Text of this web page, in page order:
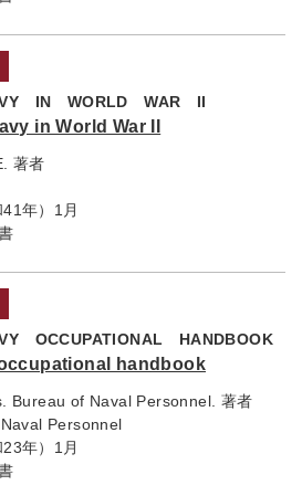
IN WORLD WAR II
in World War II
著者
年）1月
OCCUPATIONAL HANDBOOK
handbook
Bureau of Naval Personnel. 著者
Personnel
年）1月